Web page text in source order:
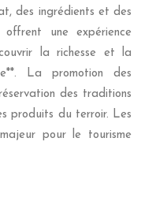
des ingrédients et des
offrent une expérience
la richesse et la
La promotion des
des traditions
produits du terroir. Les
pour le tourisme